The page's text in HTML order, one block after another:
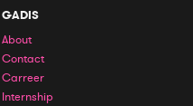
GADIS
About
Contact
Carreer
Internship